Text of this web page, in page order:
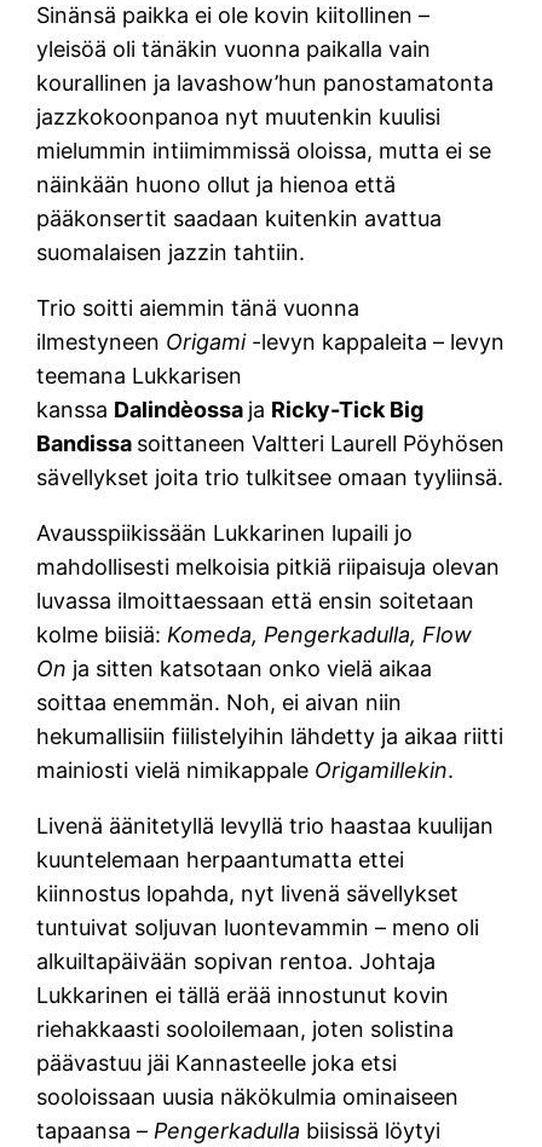
Sinänsä paikka ei ole kovin kiitollinen –
yleisöä oli tänäkin vuonna paikalla vain
kourallinen ja lavashow’hun panostamatonta
jazzkokoonpanoa nyt muutenkin kuulisi
mielummin intiimimmissä oloissa, mutta ei se
näinkään huono ollut ja hienoa että
pääkonsertit saadaan kuitenkin avattua
suomalaisen jazzin tahtiin.
Trio soitti aiemmin tänä vuonna
ilmestyneen Origami -levyn kappaleita – levyn
teemana Lukkarisen
kanssa Dalindèossa ja Ricky-Tick Big
Bandissa soittaneen Valtteri Laurell Pöyhösen
sävellykset joita trio tulkitsee omaan tyyliinsä.
Avausspiikissään Lukkarinen lupaili jo
mahdollisesti melkoisia pitkiä riipaisuja olevan
luvassa ilmoittaessaan että ensin soitetaan
kolme biisiä: Komeda, Pengerkadulla, Flow
On ja sitten katsotaan onko vielä aikaa
soittaa enemmän. Noh, ei aivan niin
hekumallisiin fiilistelyihin lähdetty ja aikaa riitti
mainiosti vielä nimikappale Origamillekin.
Livenä äänitetyllä levyllä trio haastaa kuulijan
kuuntelemaan herpaantumatta ettei
kiinnostus lopahda, nyt livenä sävellykset
tuntuivat soljuvan luontevammin – meno oli
alkuiltapäivään sopivan rentoa. Johtaja
Lukkarinen ei tällä erää innostunut kovin
riehakkaasti sooloilemaan, joten solistina
päävastuu jäi Kannasteelle joka etsi
sooloissaan uusia näkökulmia ominaiseen
tapaansa – Pengerkadulla biisissä löytyi